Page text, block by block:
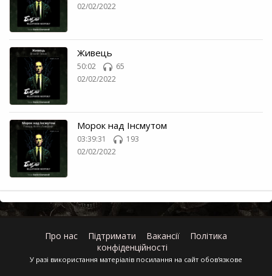
02/02/2022
Живець
50:02
65
02/02/2022
Морок над Інсмутом
03:39:31
193
02/02/2022
Про нас Підтримати Вакансії
Політика
конфіденційності
У разі використання матеріалів посилання на сайт обов'язкове